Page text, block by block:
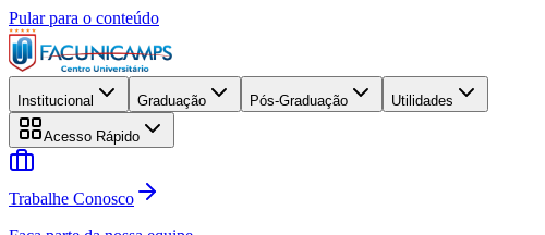
Pular para o conteúdo
Institucional Graduação Pós-Graduação Utilidades
Acesso Rápido
Trabalhe Conosco